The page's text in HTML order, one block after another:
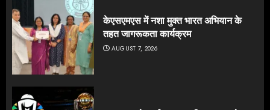
केएसएमएस में नशा मुक्त भारत अभियान के
तहत जागरूकता कार्यक्रम
AUGUST 7, 2026